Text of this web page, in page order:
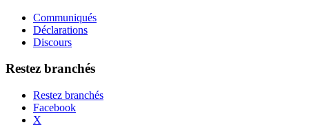
Communiqués
Déclarations
Discours
Restez branchés
Restez branchés
Facebook
X